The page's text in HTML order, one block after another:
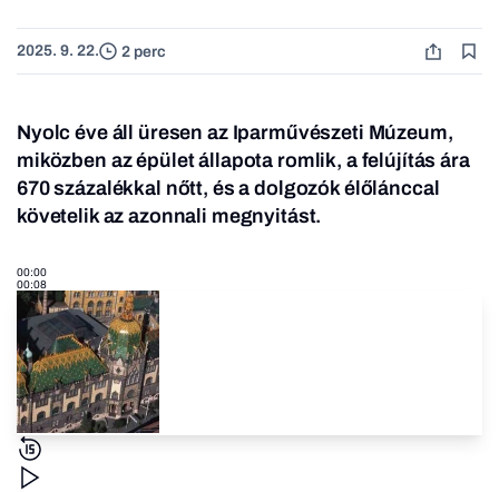
2025. 9. 22. 2 perc
Nyolc éve áll üresen az Iparművészeti Múzeum,
miközben az épület állapota romlik, a felújítás ára
670 százalékkal nőtt, és a dolgozók élőlánccal
követelik az azonnali megnyitást.
00:00
00:08